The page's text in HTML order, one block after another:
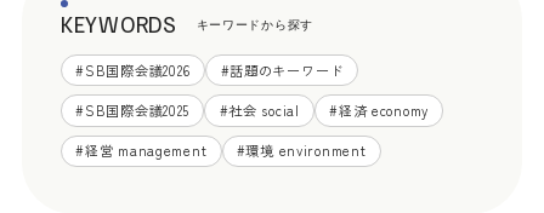
KEYWORDS キーワードから探す
#SB国際会議2026 #話題のキーワード
#SB国際会議2025 #社会 social #経済 economy
#経営 management #環境 environment